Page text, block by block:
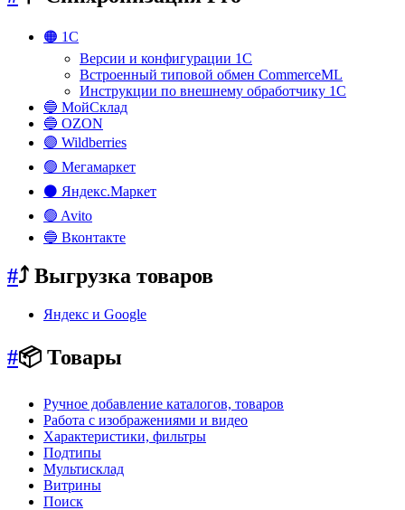
🟠 1С
Версии и конфигурации 1С
Встроенный типовой обмен CommerceML
Инструкции по внешнему обработчику 1С
🔵 МойСклад
🔵 OZON
🟣 Wildberries
🟢 Мегамаркет
⚫ Яндекс.Маркет
🟢 Avito
🔵 Вконтакте
#⤴️ Выгрузка товаров
Яндекс и Google
#📦 Товары
Ручное добавление каталогов, товаров
Работа с изображениями и видео
Характеристики, фильтры
Подтипы
Мультисклад
Витрины
Поиск